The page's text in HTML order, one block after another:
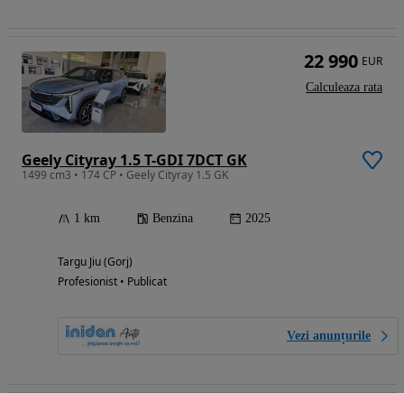
Geely Cityray 1.5 T-GDI 7DCT GK
1499 cm3 • 174 CP • Geely Cityray 1.5 GK
1 km Benzina 2025
Targu Jiu (Gorj)
Profesionist • Publicat
Vezi anunțurile
22 990 EUR
Calculeaza rata